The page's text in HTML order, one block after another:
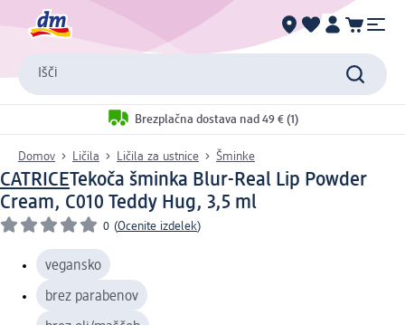
Išči
Brezplačna dostava nad 49 € (1)
Domov Ličila Ličila za ustnice Šminke
CATRICETekoča šminka Blur-Real Lip Powder
Cream, C010 Teddy Hug, 3,5 ml
0 (Ocenite izdelek)
vegansko
brez parabenov